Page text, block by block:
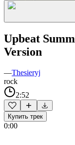
Upbeat
Version
—Thesieryj
rock
2:52
Купить трек
0:00